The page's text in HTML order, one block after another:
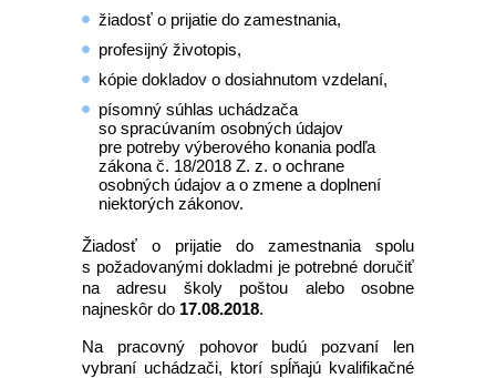
žiadosť o prijatie do zamestnania,
profesijný životopis,
kópie dokladov o dosiahnutom vzdelaní,
písomný súhlas uchádzača
so spracúvaním osobných údajov
pre potreby výberového konania podľa
zákona č. 18/2018 Z. z. o ochrane
osobných údajov a o zmene a doplnení
niektorých zákonov.
Žiadosť o prijatie do zamestnania spolu
s požadovanými dokladmi je potrebné doručiť
na adresu školy poštou alebo osobne
najneskôr do 17.08.2018.
Na pracovný pohovor budú pozvaní len
vybraní uchádzači, ktorí spĺňajú kvalifikačné